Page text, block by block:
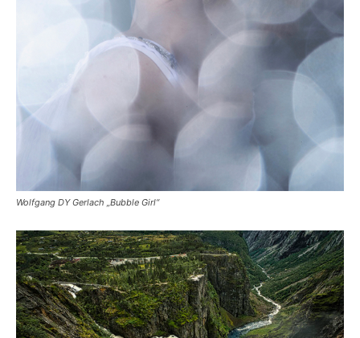
Wolfgang DY Gerlach „Bubble Girl“